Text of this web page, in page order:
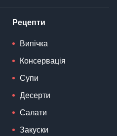
Рецепти
Випічка
Консервація
Супи
Десерти
Салати
Закуски